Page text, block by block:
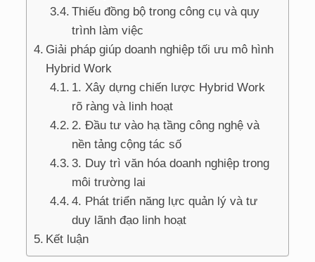
Thiếu đồng bộ trong công cụ và quy
trình làm việc
Giải pháp giúp doanh nghiệp tối ưu mô hình
Hybrid Work
1. Xây dựng chiến lược Hybrid Work
rõ ràng và linh hoạt
2. Đầu tư vào hạ tầng công nghệ và
nền tảng cộng tác số
3. Duy trì văn hóa doanh nghiệp trong
môi trường lai
4. Phát triển năng lực quản lý và tư
duy lãnh đạo linh hoạt
Kết luận